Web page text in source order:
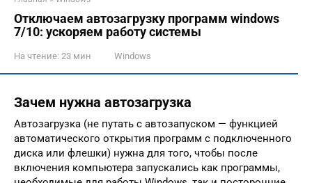
Отключаем автозагрузку программ windows
7/10: ускоряем работу системы
На чтение: 23 мин Windows
Зачем нужна автозагрузка
Автозагрузка (не путать с автозапуском — функцией
автоматического открытия программ с подключенного
диска или флешки) нужна для того, чтобы после
включения компьютера запускались как программы,